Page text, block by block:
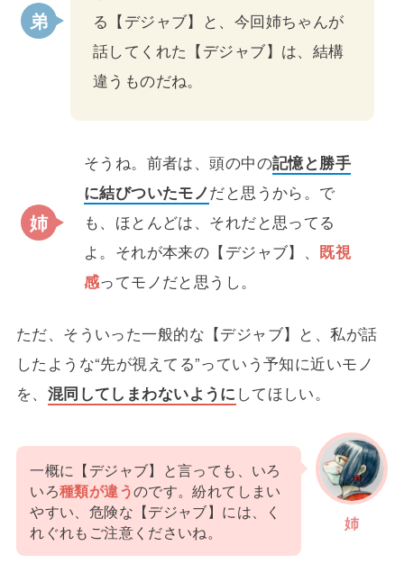
る【デジャブ】と、今回姉ちゃんが
話してくれた【デジャブ】は、結構
違うものだね。
そうね。前者は、頭の中の記憶と勝手
に結びついたモノだと思うから。で
も、ほとんどは、それだと思ってる
よ。それが本来の【デジャブ】、 既視
感ってモノだと思うし。
ただ、そういった一般的な【デジャブ】と、私が話
したような“先が視えてる”っていう予知に近いモノ
を、 混同してしまわないように してほしい。
姉
一概に【デジャブ】と言っても、いろ
いろ種類が違うのです。紛れてしまい
やすい、危険な【デジャブ】には、く
れぐれもご注意くださいね。